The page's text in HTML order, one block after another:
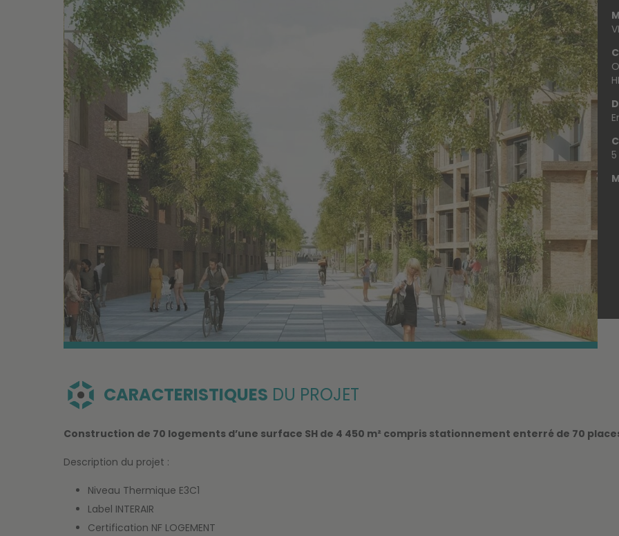
CARACTERISTIQUES DU PROJET
Construction de 70 logements d’une surface SH de 4 450 m² compris stationnement enterré de 70
Description du projet :
Niveau Thermique E3C1
Label INTERAIR
Certification NF LOGEMENT